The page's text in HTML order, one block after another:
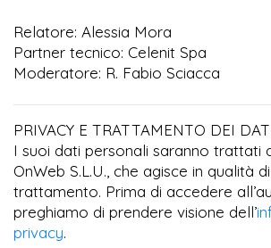
Relatore: Alessia Mora
Partner tecnico: Celenit Spa
Moderatore: R. Fabio Sciacca
PRIVACY E TRATTAMENTO DEI
I suoi dati personali saranno trattati
OnWeb S.L.U., che agisce in qualità
trattamento. Prima di accedere
preghiamo di prendere visione dell’
privacy.